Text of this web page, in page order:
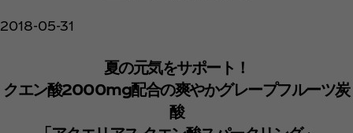
2018-05-31
夏の元気をサポート！
クエン酸2000mg配合の爽やかグレープフルーツ炭
酸